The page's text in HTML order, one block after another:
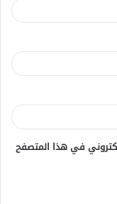
في هذا المتصفح